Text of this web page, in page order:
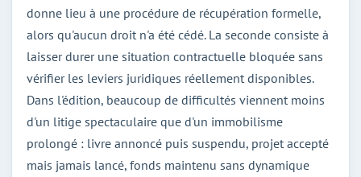
donne lieu à une procédure de récupération formelle,
alors qu'aucun droit n'a été cédé. La seconde consiste à
laisser durer une situation contractuelle bloquée sans
vérifier les leviers juridiques réellement disponibles.
Dans l'édition, beaucoup de difficultés viennent moins
d'un litige spectaculaire que d'un immobilisme
prolongé : livre annoncé puis suspendu, projet accepté
mais jamais lancé, fonds maintenu sans dynamique